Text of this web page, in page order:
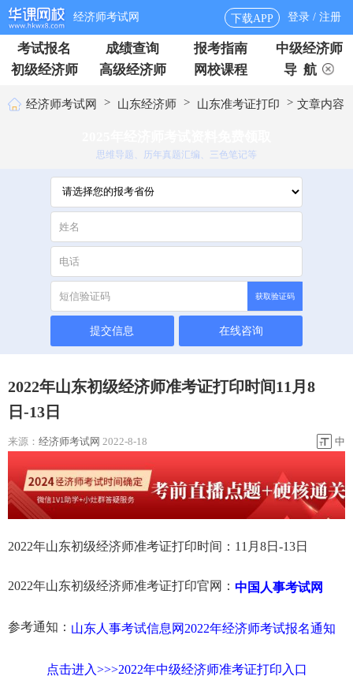
经济师考试网 下载APP 登录 / 注册
考试报名 成绩查询 报考指南
中级经济师
初级经济师
高级经济师 网校课程 导 航
经济师考试网 > 山东经济师 > 山东准考证打印 > 文章内容
思维导题、历年真题汇编、三色笔记等
获取验证码
提交信息 在线咨询
2022年山东初级经济师准考证打印时间11月8
日-13日
来源： 经济师考试网 2022-8-18 中
2022年山东初级经济师准考证打印时间：11月8日-13日
2022年山东初级经济师准考证打印官网： 中国人事考试网
参考通知： 山东人事考试信息网2022年经济师考试报名通知
点击进入>>>2022年中级经济师准考证打印入口